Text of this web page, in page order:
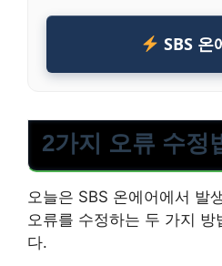
SBS 온
2가지 오류 수정
오늘은 SBS 온에어에서 발
오류를 수정하는 두 가지 방
다.